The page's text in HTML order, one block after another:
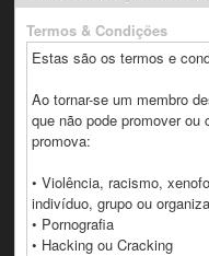
Termos & Condições